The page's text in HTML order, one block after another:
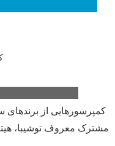
کمپرسورهایی از برندهای
مشترک معروف توشیبا،